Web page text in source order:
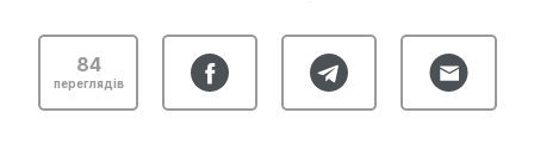
84
переглядів